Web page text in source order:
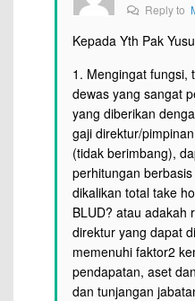
Reply to
Kepada Yth Pak
1. Mengingat fungsi,
dewas yang sangat
yang diberikan
gaji direktur/
(tidak berimbang),
perhitungan
dikalikan total take
BLUD? atau adakah
direktur yang dapat
memenuhi faktor2
pendapatan, aset
dan tunjangan